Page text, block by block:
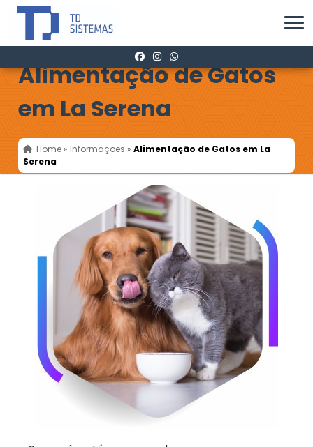
Alimentação de Gatos
em La Serena
Home » Informações »Alimentação de Gatos em La
Serena